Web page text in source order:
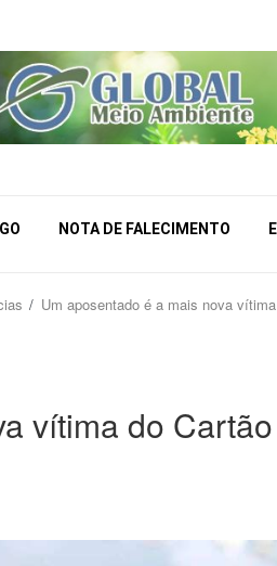
NOTA DE FALECIMENTO
Um aposentado é a mais nova
vítima do